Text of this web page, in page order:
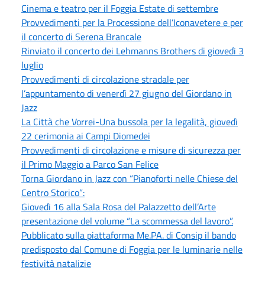
Cinema e teatro per il Foggia Estate di settembre
Provvedimenti per la Processione dell’Iconavetere e per
il concerto di Serena Brancale
Rinviato il concerto dei Lehmanns Brothers di giovedì 3
luglio
Provvedimenti di circolazione stradale per
l’appuntamento di venerdì 27 giugno del Giordano in
Jazz
La Città che Vorrei-Una bussola per la legalità, giovedì
22 cerimonia ai Campi Diomedei
Provvedimenti di circolazione e misure di sicurezza per
il Primo Maggio a Parco San Felice
Torna Giordano in Jazz con “Pianoforti nelle Chiese del
Centro Storico”:
Giovedì 16 alla Sala Rosa del Palazzetto dell’Arte
presentazione del volume “La scommessa del lavoro”.
Pubblicato sulla piattaforma Me.PA. di Consip il bando
predisposto dal Comune di Foggia per le luminarie nelle
festività natalizie